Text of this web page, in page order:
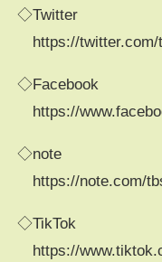
◇Twitter
https://twitter.com/
◇Facebook
https://
◇note
https://note.com/
◇TikTok
https://